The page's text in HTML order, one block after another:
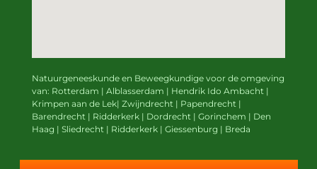
Natuurgeneeskunde en Beweegkundige voor de omgeving
van: Rotterdam | Alblasserdam | Hendrik Ido Ambacht |
Krimpen aan de Lek| Zwijndrecht | Papendrecht |
Barendrecht | Ridderkerk | Dordrecht | Gorinchem | Den
Haag | Sliedrecht | Ridderkerk | Giessenburg | Breda